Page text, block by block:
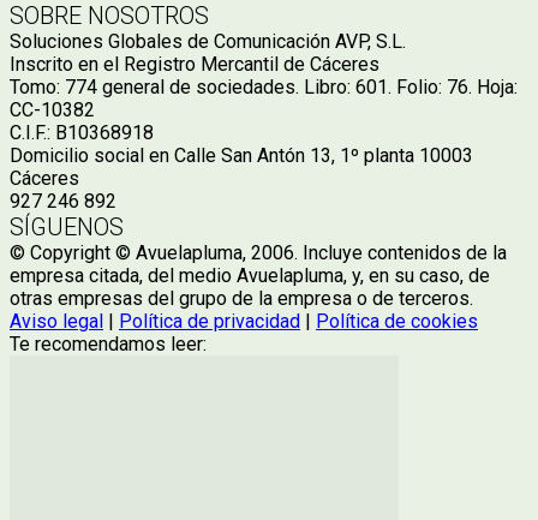
SOBRE NOSOTROS
Soluciones Globales de Comunicación AVP, S.L.
Inscrito en el Registro Mercantil de Cáceres
Tomo: 774 general de sociedades. Libro: 601. Folio: 76. Hoja:
CC-10382
C.I.F.: B10368918
Domicilio social en Calle San Antón 13, 1º planta 10003
Cáceres
927 246 892
SÍGUENOS
© Copyright © Avuelapluma, 2006. Incluye contenidos de la
empresa citada, del medio Avuelapluma, y, en su caso, de
otras empresas del grupo de la empresa o de terceros.
Aviso legal
Política de privacidad
Política de cookies
Te recomendamos leer: